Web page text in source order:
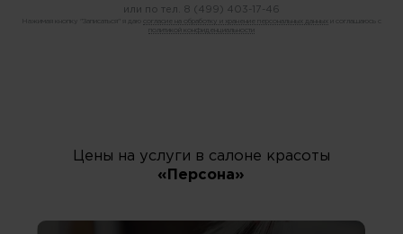
или по тел. 8 (499) 403-17-46
Нажимая кнопку "Записаться" я даю согласие на обработку и хранение персональных данных
политикой конфиденциальности
Цены на услуги в салоне красоты
«Персона»